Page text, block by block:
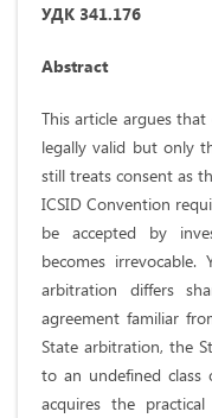
УДК 341.176
Abstract
This article argues
legally valid but only
still treats consent as
ICSID Convention
be accepted by
becomes
arbitration differs
agreement familiar
State arbitration, the
to an undefined class
acquires the